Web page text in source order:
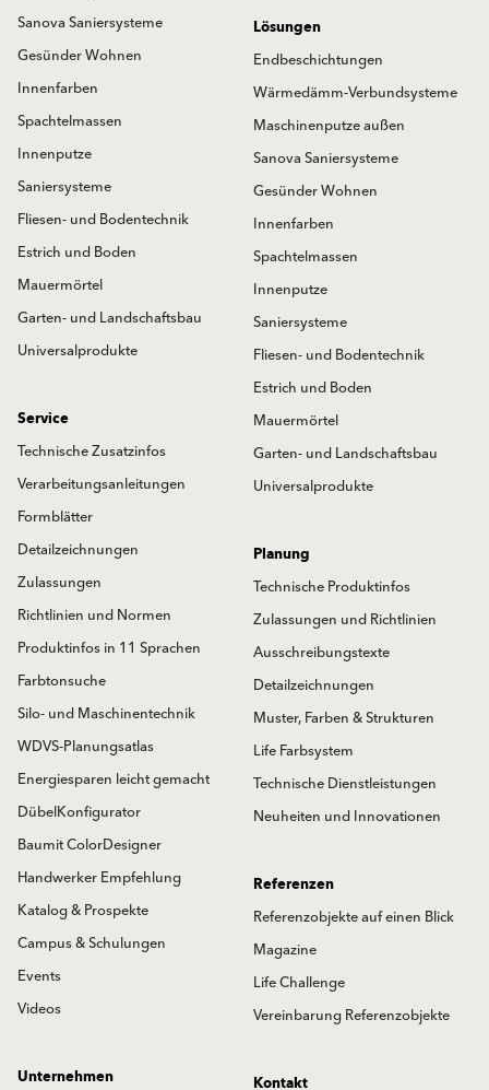
Sanova Saniersysteme
Gesünder Wohnen
Innenfarben
Spachtelmassen
Innenputze
Saniersysteme
Fliesen- und Bodentechnik
Estrich und Boden
Mauermörtel
Garten- und Landschaftsbau
Universalprodukte
Lösungen
Endbeschichtungen
Wärmedämm-Verbundsysteme
Maschinenputze außen
Sanova Saniersysteme
Gesünder Wohnen
Innenfarben
Spachtelmassen
Innenputze
Saniersysteme
Fliesen- und Bodentechnik
Estrich und Boden
Mauermörtel
Garten- und Landschaftsbau
Universalprodukte
Service
Technische Zusatzinfos
Verarbeitungsanleitungen
Formblätter
Detailzeichnungen
Zulassungen
Richtlinien und Normen
Produktinfos in 11 Sprachen
Farbtonsuche
Silo- und Maschinentechnik
WDVS-Planungsatlas
Energiesparen leicht gemacht
DübelKonfigurator
Baumit ColorDesigner
Handwerker Empfehlung
Katalog & Prospekte
Campus & Schulungen
Events
Videos
Planung
Technische Produktinfos
Zulassungen und Richtlinien
Ausschreibungstexte
Detailzeichnungen
Muster, Farben & Strukturen
Life Farbsystem
Technische Dienstleistungen
Neuheiten und Innovationen
Referenzen
Referenzobjekte auf einen Blick
Magazine
Life Challenge
Vereinbarung Referenzobjekte
Unternehmen Kontakt